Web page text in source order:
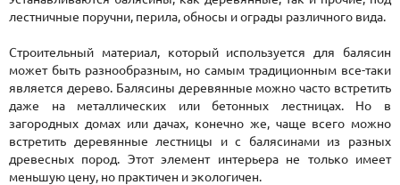
лестничные поручни, перила, обносы и ограды различного вида.
Строительный материал, который используется для балясин
может быть разнообразным, но самым традиционным все-таки
является дерево. Балясины деревянные можно часто встретить
даже на металлических или бетонных лестницах. Но в
загородных домах или дачах, конечно же, чаще всего можно
встретить деревянные лестницы и с балясинами из разных
древесных пород. Этот элемент интерьера не только имеет
меньшую цену, но практичен и экологичен.